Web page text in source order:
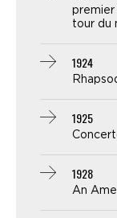
premier
tour du
1924
1925
1928
An